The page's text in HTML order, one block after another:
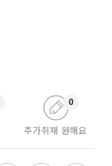
추가취재 원해요
0